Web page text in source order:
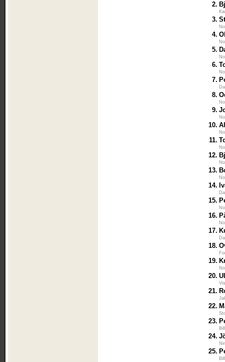
2.
3.
4.
5.
6.
7.
8.
9.
10.
11.
12.
13.
14.
15.
16.
17.
18.
19.
20.
21.
22.
23.
24.
25.